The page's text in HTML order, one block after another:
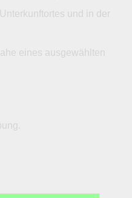
und in der
eines ausgewählten